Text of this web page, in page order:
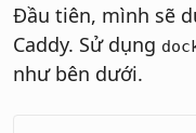
Đầu tiên, mình sẽ
Caddy. Sử dụng
như bên dưới.